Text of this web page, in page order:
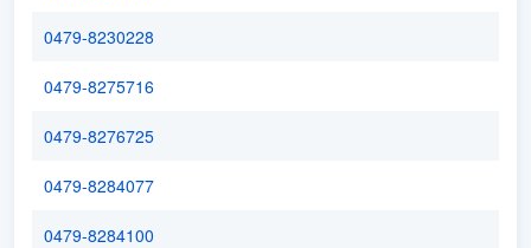
0479-8230228
0479-8275716
0479-8276725
0479-8284077
0479-8284100